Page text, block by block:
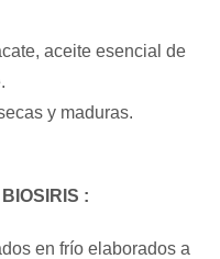
aceite esencial de
y maduras.
:
en frío elaborados a